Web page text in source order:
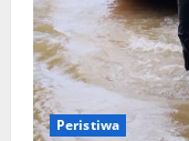
Peristiwa